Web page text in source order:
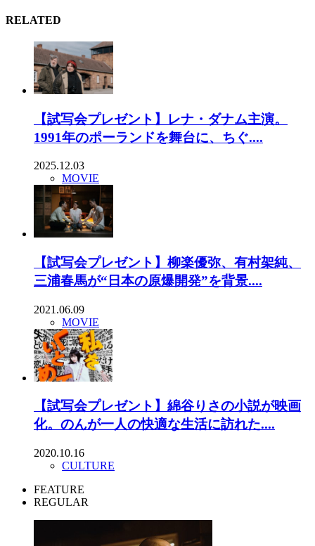
RELATED
【試写会プレゼント】レナ・ダナム主演。
1991年のポーランドを舞台に、ちぐ....
2025.12.03
MOVIE
【試写会プレゼント】柳楽優弥、有村架純、
三浦春馬が“日本の原爆開発”を背景....
2021.06.09
MOVIE
【試写会プレゼント】綿谷りさの小説が映画
化。のんが一人の快適な生活に訪れた....
2020.10.16
CULTURE
FEATURE
REGULAR